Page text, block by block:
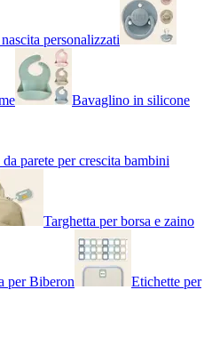
personalizzati
Bavaglino in silicone
parete per crescita bambini
Targhetta per borsa e zaino
per Biberon
Etichette per